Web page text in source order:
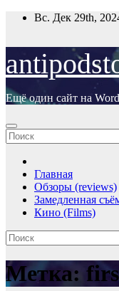
ПерейтиВс. Дек 29th,
Ещё один сайт на
Главная
Обзоры (reviews)
Замедленная
Кино (Films)
Метка: